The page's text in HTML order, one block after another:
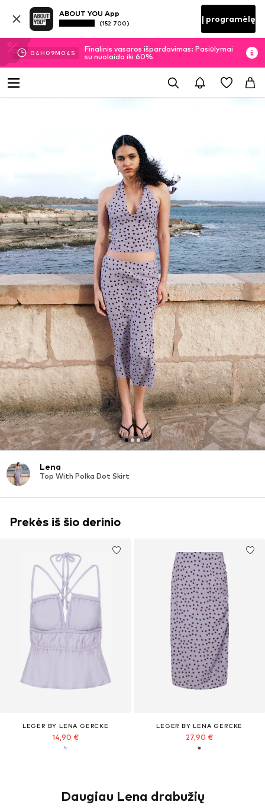
ABOUT YOU App
(152 700) Į programėlę
04H 09M 04 S
Finalinis vasaros išpardavimas: Pasiūlymai
su nuolaida iki 60%
Lena
Top With Polka Dot Skirt
Prekės iš šio derinio
LEGER BY LENA GERCKE
14,90 €
LEGER BY LENA GERCKE
27,90 €
Daugiau Lena drabužių